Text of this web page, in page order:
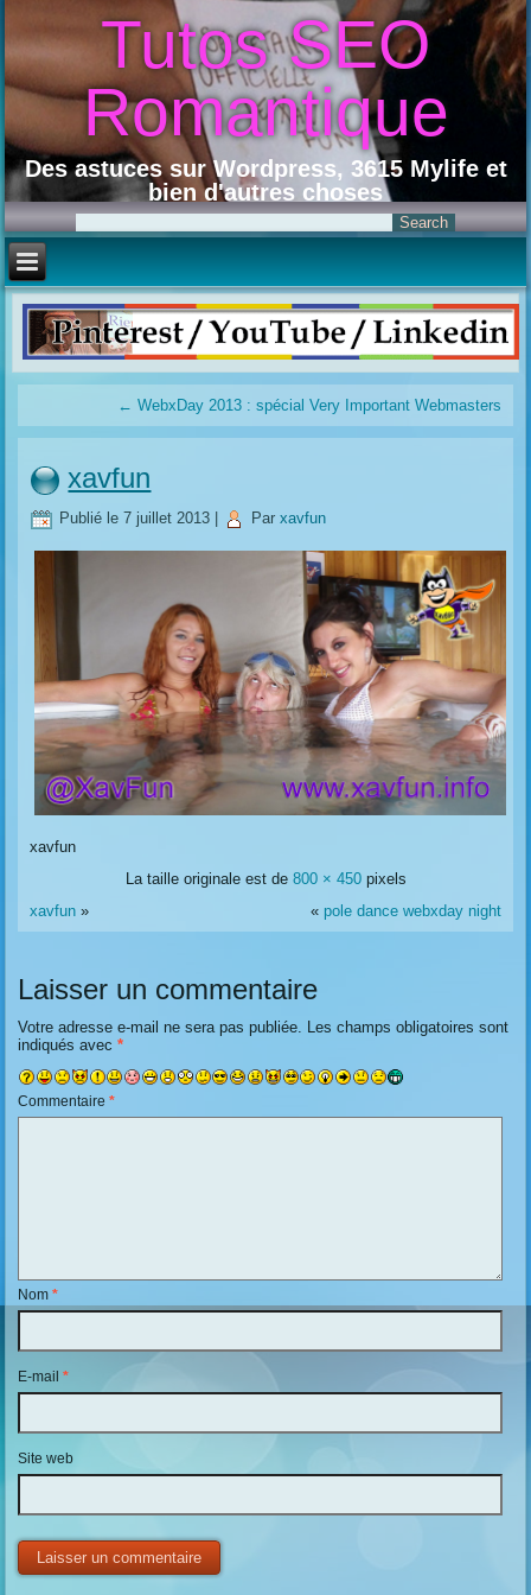
Tutos SEO
Romantique
Des astuces sur Wordpress, 3615 Mylife et
bien d'autres choses
← WebxDay 2013 : spécial Very Important Webmasters
xavfun
Publié le 7 juillet 2013 Par xavfun
xavfun
La taille originale est de 800 × 450pixels
xavfun » « pole dance webxday night
Laisser un commentaire
Votre adresse e-mail ne sera pas publiée.
Les champs obligatoires sont
indiqués avec*
Commentaire*
Nom*
E-mail*
Site web